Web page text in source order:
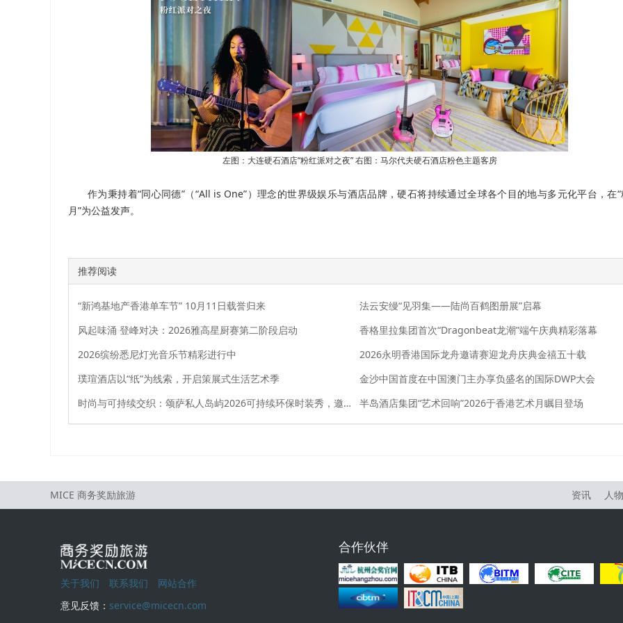
左图：大连硬石酒店“粉红派对之夜” 右图：马尔代夫硬石酒店粉色主题客房
作为秉持着“同心同德”（“All is One”）理念的世界级娱乐与酒店品牌，硬石将持续通过全球各个目的地与多元化平台，在
月”为公益发声。
推荐阅读
“新鸿基地产香港单车节” 10月11日载誉归来
法云安缦“见羽集——陆尚百鹤图册展”启幕
风起味涌 登峰对决：2026雅高星厨赛第二阶段启动
香格里拉集团首次“Dragonbeat龙潮”端午庆典精彩落幕
2026缤纷悉尼灯光音乐节精彩进行中
2026永明香港国际龙舟邀请赛迎龙舟庆典金禧五十载
璞瑄酒店以“纸”为线索，开启策展式生活艺术季
金沙中国首度在中国澳门主办享负盛名的国际DWP大会
时尚与可持续交织：颂萨私人岛屿2026可持续环保时装秀，邀宾客共赴创意与可持续生活的盛会
半岛酒店集团“艺术回响”2026于香港艺术月瞩目登场
MICE 商务奖励旅游 资讯 人物
关于我们 联系我们
网站合作
意见反馈： service@micecn.com
合作伙伴